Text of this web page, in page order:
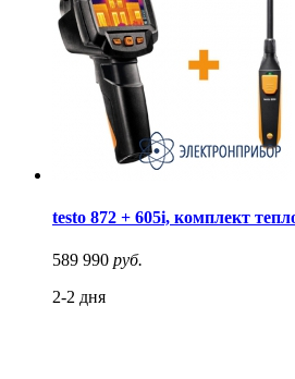
testo 872 + 605i, комплект
589 990 руб.
2-2 дня